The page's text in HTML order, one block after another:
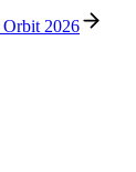
Orbit 2026